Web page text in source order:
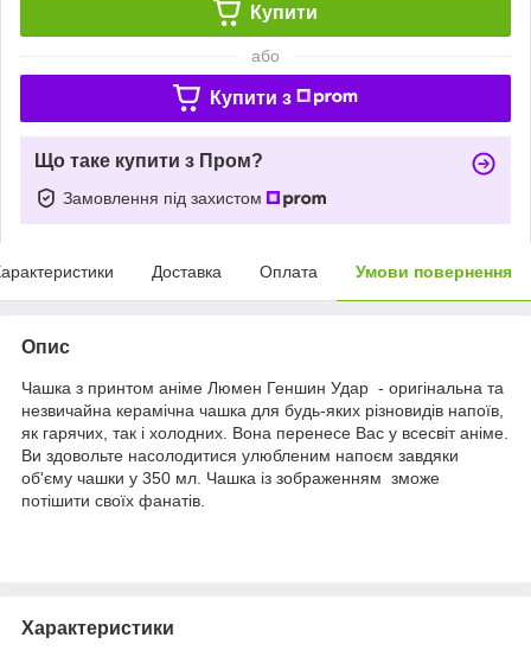
Купити
або
Купити з
Що таке купити з Пром?
Замовлення під захистом
Доставка Оплата Умови повернення
Опис
Чашка з принтом аніме Люмен Геншин Удар - оригінальна та
незвичайна керамічна чашка для будь-яких різновидів напоїв,
як гарячих, так і холодних. Вона перенесе Вас у всесвіт аніме.
Ви здовольте насолодитися улюбленим напоєм завдяки
об'єму чашки у 350 мл. Чашка із зображенням зможе
потішити своїх фанатів.
Характеристики